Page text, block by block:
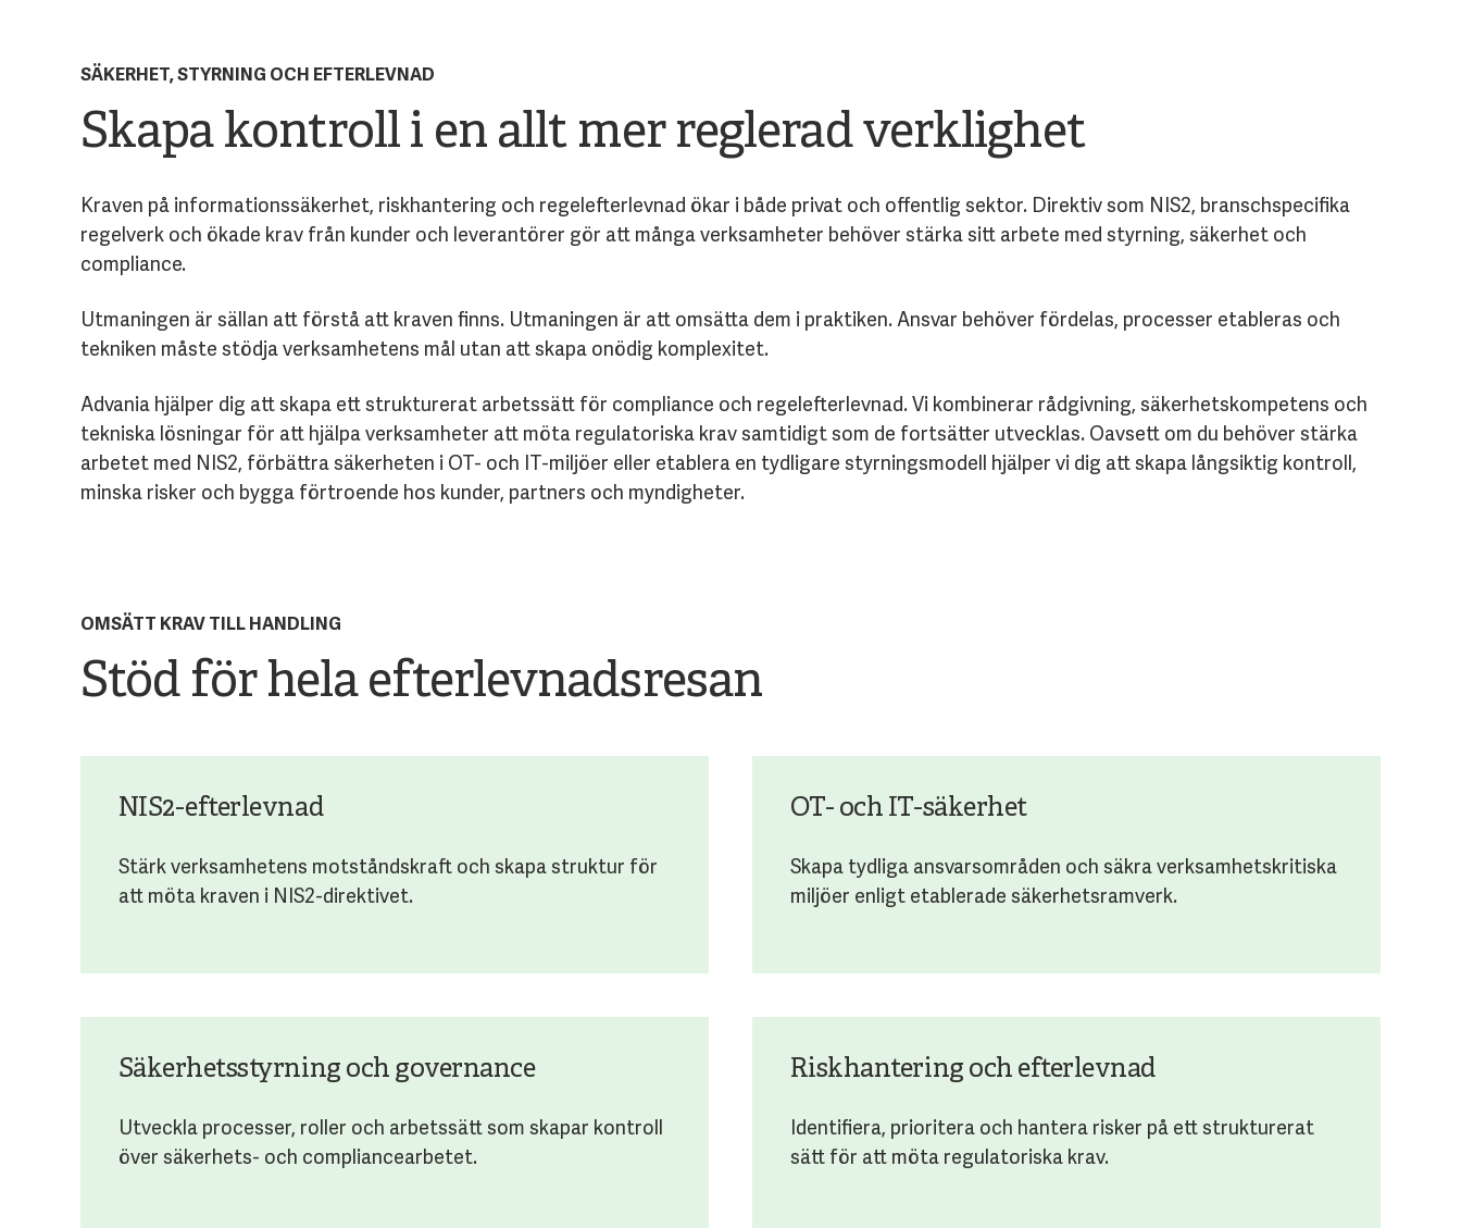
SÄKERHET, STYRNING OCH EFTERLEVNAD
Skapa kontroll i en allt mer reglerad verklighet
Kraven på informationssäkerhet, riskhantering och regelefterlevnad ökar i både privat och offentlig sektor. Direktiv som NIS2, branschspecifika
regelverk och ökade krav från kunder och leverantörer gör att många verksamheter behöver stärka sitt arbete med styrning, säkerhet och
compliance.
Utmaningen är sällan att förstå att kraven finns. Utmaningen är att omsätta dem i praktiken. Ansvar behöver fördelas, processer etableras och
tekniken måste stödja verksamhetens mål utan att skapa onödig komplexitet.
Advania hjälper dig att skapa ett strukturerat arbetssätt för compliance och regelefterlevnad. Vi kombinerar rådgivning, säkerhetskompetens och
tekniska lösningar för att hjälpa verksamheter att möta regulatoriska krav samtidigt som de fortsätter utvecklas. Oavsett om du behöver stärka
arbetet med NIS2, förbättra säkerheten i OT- och IT-miljöer eller etablera en tydligare styrningsmodell hjälper vi dig att skapa långsiktig kontroll,
minska risker och bygga förtroende hos kunder, partners och myndigheter.
OMSÄTT KRAV TILL HANDLING
Stöd för hela efterlevnadsresan
NIS2-efterlevnad
Stärk verksamhetens motståndskraft och skapa struktur för
att möta kraven i NIS2-direktivet.
OT- och IT-säkerhet
Skapa tydliga ansvarsområden och säkra verksamhetskritiska
miljöer enligt etablerade säkerhetsramverk.
Säkerhetsstyrning och governance
Utveckla processer, roller och arbetssätt som skapar kontroll
över säkerhets- och compliancearbetet.
Riskhantering och efterlevnad
Identifiera, prioritera och hantera risker på ett strukturerat
sätt för att möta regulatoriska krav.